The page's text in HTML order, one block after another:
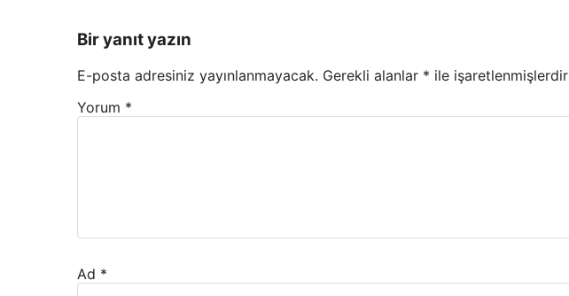
Bir yanıt yazın
E-posta adresiniz yayınlanmayacak. Gerekli alanlar * ile işaretlenmişlerdir
Yorum *
Ad *